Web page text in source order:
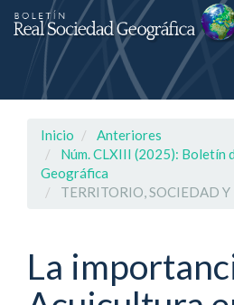
Salto
rápiso
a
página
Navegación
principal
Contenido
Inicio
Anteriores
Núm. CLXIII (2025): Boletín
Geográfica
TERRITORIO, SOCIEDAD Y
La